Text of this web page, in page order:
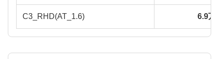
C3_RHD(AT_1.6) 6.9万